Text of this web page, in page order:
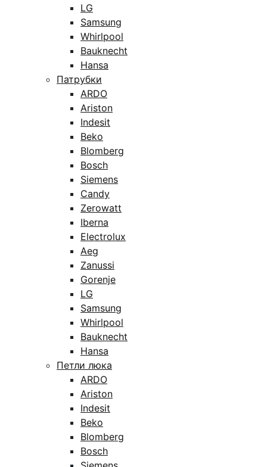
LG
Samsung
Whirlpool
Bauknecht
Hansa
Патрубки
ARDO
Ariston
Indesit
Beko
Blomberg
Bosch
Siemens
Candy
Zerowatt
Iberna
Electrolux
Aeg
Zanussi
Gorenje
LG
Samsung
Whirlpool
Bauknecht
Hansa
Петли люка
ARDO
Ariston
Indesit
Beko
Blomberg
Bosch